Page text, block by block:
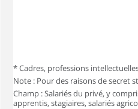
* Cadres, professions
Note : Pour des raisons de secret
Champ : Salariés du privé, y
apprentis, stagiaires, salariés